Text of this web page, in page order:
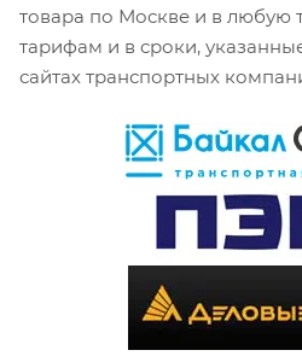
товара по Москве и в любую
тарифам и в сроки,
сайтах транспортных